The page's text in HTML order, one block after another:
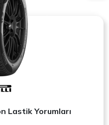
Lastik Yorumları